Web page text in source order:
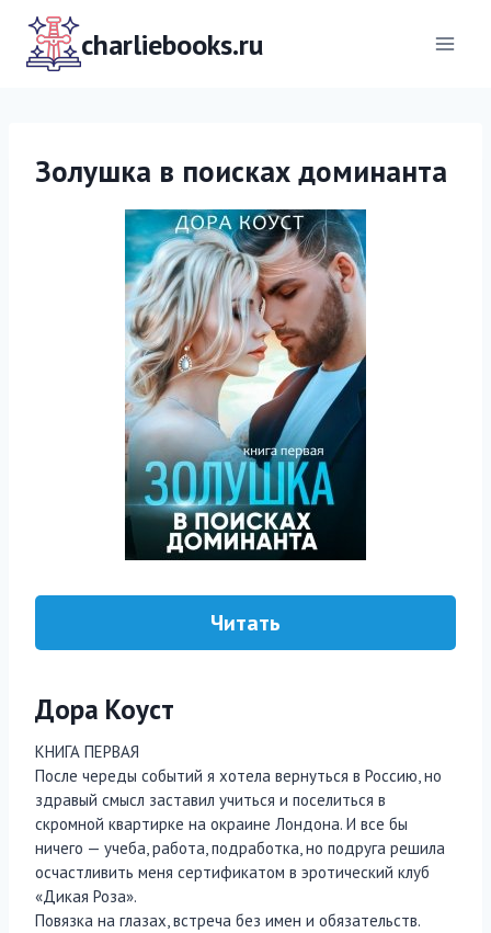
Перейти
содержимомуcharliebooks.ru
Золушка в поисках доминанта
Читать
Дора Коуст
КНИГА ПЕРВАЯ
После череды событий я хотела вернуться в Россию, но
здравый смысл заставил учиться и поселиться в
скромной квартирке на окраине Лондона. И все бы
ничего — учеба, работа, подработка, но подруга решила
осчастливить меня сертификатом в эротический клуб
«Дикая Роза».
Повязка на глазах, встреча без имен и обязательств.